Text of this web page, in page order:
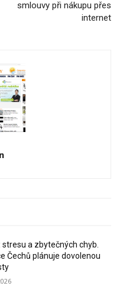
smlouvy při nákupu přes
internet
stresu a zbytečných chyb.
Čechů plánuje dovolenou